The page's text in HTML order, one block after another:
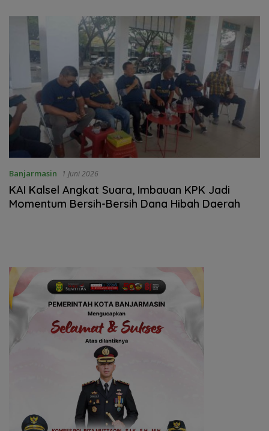
Banjarmasin 1 Juni 2026
KAI Kalsel Angkat Suara, Imbauan KPK Jadi
Momentum Bersih-Bersih Dana Hibah Daerah